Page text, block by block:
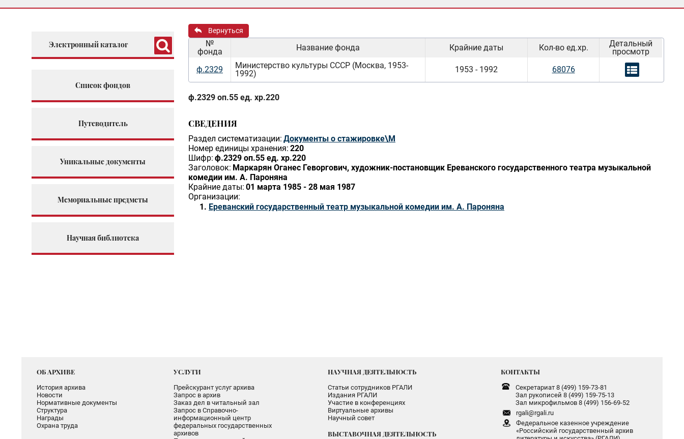
Электронный каталог
Список фондов
Путеводитель
Уникальные документы
Мемориальные предметы
Научная библиотека
Вернуться
№
фонда
Название фонда Крайние даты Кол-во ед.хр.
Детальный
просмотр
ф.2329
Министерство культуры СССР (Москва, 1953-
1992)
1953 - 1992 68076
ф.2329 оп.55 ед. хр.220
СВЕДЕНИЯ
Раздел систематизации: Документы о стажировке\М
Номер единицы хранения: 220
Шифр: ф.2329 оп.55 ед. хр.220
Заголовок: Маркарян Оганес Геворгович, художник-постановщик Ереванского государственного театра музыкальной
комедии им. А. Пароняна
Крайние даты: 01 марта 1985 - 28 мая 1987
Организации:
Ереванский государственный театр музыкальной комедии им. А. Пароняна
ОБ АРХИВЕ
История архива
Новости
Нормативные документы
Структура
Награды
Охрана труда
УСЛУГИ
Прейскурант услуг архива
Запрос в архив
Заказ дел в читальный зал
Запрос в Справочно-
информационный центр
федеральных государственных
архивов
НАУЧНАЯ ДЕЯТЕЛЬНОСТЬ
Статьи сотрудников РГАЛИ
Издания РГАЛИ
Участие в конференциях
Виртуальные архивы
Научный совет
ВЫСТАВОЧНАЯ ДЕЯТЕЛЬНОСТЬ
КОНТАКТЫ
Секретариат 8 (499) 159-73-81
Зал рукописей 8 (499) 159-75-13
Зал микрофильмов 8 (499) 156-69-52
rgali@rgali.ru
Федеральное казенное учреждение
«Российский государственный архив